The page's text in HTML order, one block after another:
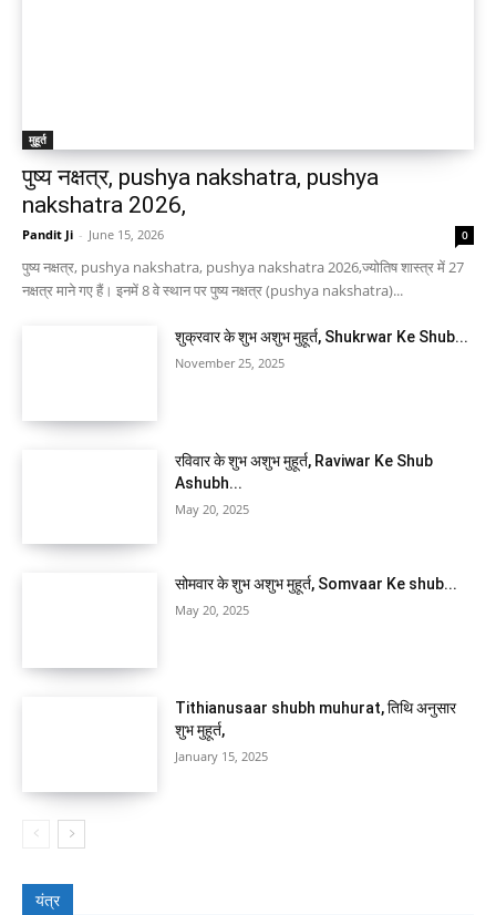
मुहूर्त
पुष्य नक्षत्र, pushya nakshatra, pushya
nakshatra 2026,
Pandit Ji - June 15, 2026 0
पुष्य नक्षत्र, pushya nakshatra, pushya nakshatra 2026,ज्योतिष शास्त्र में 27
नक्षत्र माने गए हैं। इनमें 8 वे स्थान पर पुष्य नक्षत्र (pushya nakshatra)...
शुक्रवार के शुभ अशुभ मुहूर्त, Shukrwar Ke Shub...
November 25, 2025
रविवार के शुभ अशुभ मुहूर्त, Raviwar Ke Shub
Ashubh...
May 20, 2025
सोमवार के शुभ अशुभ मुहूर्त, Somvaar Ke shub...
May 20, 2025
Tithianusaar shubh muhurat, तिथि अनुसार
शुभ मुहूर्त,
January 15, 2025
यंत्र